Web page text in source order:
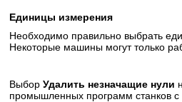
Единицы измерения
Необходимо правильно выбрать
Некоторые машины могут только
Выбор Удалить незначащие нули
промышленных программ станков с